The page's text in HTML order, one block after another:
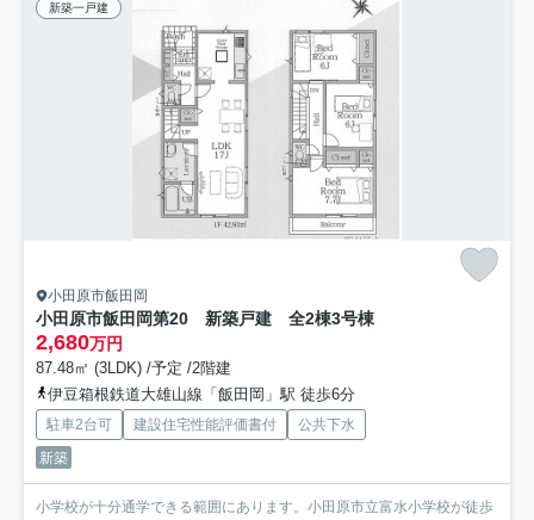
新築一戸建
小田原市飯田岡
小田原市飯田岡第20 新築戸建 全2棟3号棟
2,680万円
87.48㎡ (3LDK) /予定 /2階建
伊豆箱根鉄道大雄山線「飯田岡」駅 徒歩6分
駐車2台可 建設住宅性能評価書付
公共下水
新築
小学校が十分通学できる範囲にあります。小田原市立富水小学校が徒歩